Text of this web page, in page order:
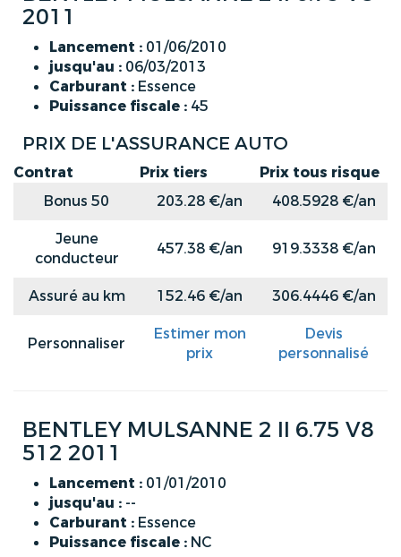
2011
Lancement : 01/06/2010
jusqu'au : 06/03/2013
Carburant : Essence
Puissance fiscale : 45
PRIX DE L'ASSURANCE AUTO
Contrat Prix tiers
Prix tous risque
Bonus 50
203.28 €/an
408.5928 €/an
Jeune
conducteur
457.38 €/an 919.3338 €/an
Assuré au km 152.46 €/an 306.4446 €/an
Personnaliser
Estimer mon
prix
Devis
personnalisé
BENTLEY MULSANNE 2 II 6.75 V8
512 2011
Lancement : 01/01/2010
jusqu'au : --
Carburant : Essence
Puissance fiscale : NC